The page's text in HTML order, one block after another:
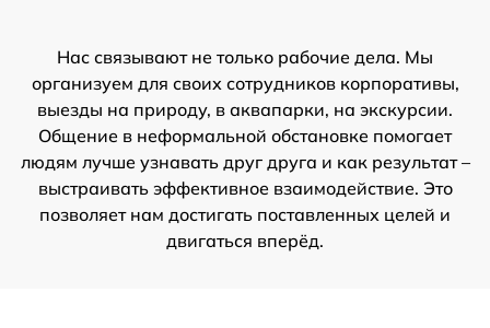
Нас связывают не только рабочие дела. Мы
организуем для своих сотрудников корпоративы,
выезды на природу, в аквапарки, на экскурсии.
Общение в неформальной обстановке помогает
людям лучше узнавать друг друга и как результат –
выстраивать эффективное взаимодействие. Это
позволяет нам достигать поставленных целей и
двигаться вперёд.